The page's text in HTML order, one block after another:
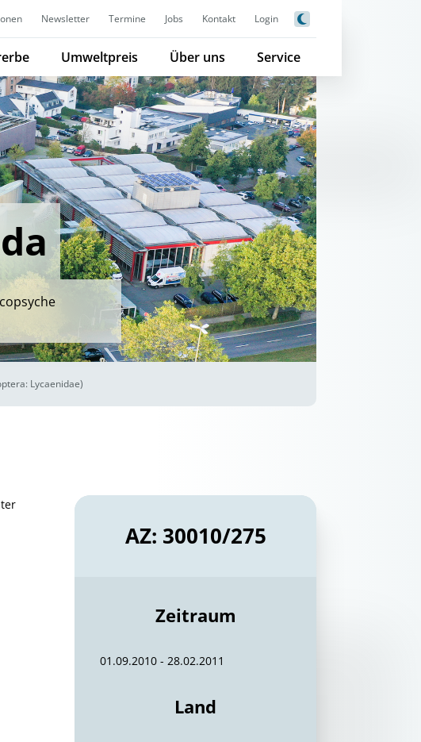
Newsletter Termine Jobs Kontakt Login
Umweltpreis Über uns Service
Lycaenidae)
AZ: 30010/275
Zeitraum
01.09.2010 - 28.02.2011
Land